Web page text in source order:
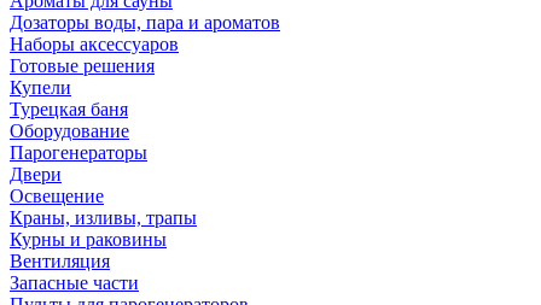
Дозаторы воды, пара и ароматов
Наборы аксессуаров
Готовые решения
Купели
Турецкая баня
Оборудование
Парогенераторы
Двери
Освещение
Краны, изливы, трапы
Курны и раковины
Вентиляция
Запасные части